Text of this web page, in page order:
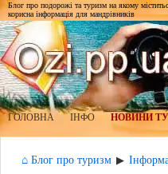
Блог про подорожі та туризм на якому
корисна інформація для мандрівників
ГОЛОВНА ІНФО НОВИНИ
⌂ Блог про туризм ▶